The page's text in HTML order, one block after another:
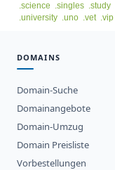
.science .singles .study
.university .uno .vet .vip
DOMAINS
Domain-Suche
Domainangebote
Domain-Umzug
Domain Preisliste
Vorbestellungen